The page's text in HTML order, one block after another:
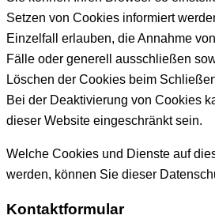
Setzen von Cookies informiert
Einzelfall erlauben, die Annahme
Fälle oder generell ausschließen
Löschen der Cookies beim
Bei der Deaktivierung von Cookies
dieser Website eingeschränkt sein.
Welche Cookies und Dienste auf
werden, können Sie dieser
Kontaktformular